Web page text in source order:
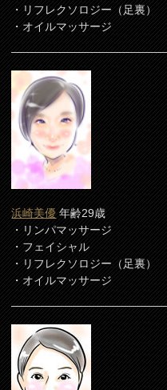
・リフレクソロジー（足裏）
・オイルマッサージ
浜崎美優年齢29歳
・リンパマッサージ
・フェイシャル
・リフレクソロジー（足裏）
・オイルマッサージ